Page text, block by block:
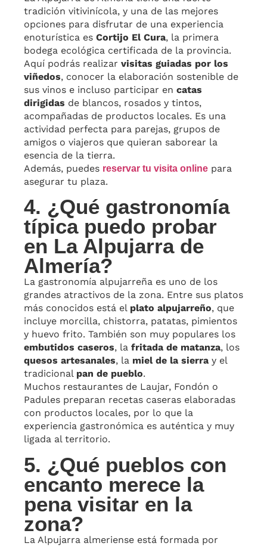
tradición vitivinícola, y una de las mejores
opciones para disfrutar de una experiencia
enoturística es Cortijo El Cura, la primera
bodega ecológica certificada de la provincia.
Aquí podrás realizar visitas guiadas por los
viñedos, conocer la elaboración sostenible de
sus vinos e incluso participar en catas
dirigidas de blancos, rosados y tintos,
acompañadas de productos locales. Es una
actividad perfecta para parejas, grupos de
amigos o viajeros que quieran saborear la
esencia de la tierra.
Además, puedes reservar tu visita online para
asegurar tu plaza.
4. ¿Qué gastronomía
típica puedo probar
en La Alpujarra de
Almería?
La gastronomía alpujarreña es uno de los
grandes atractivos de la zona. Entre sus platos
más conocidos está el plato alpujarreño, que
incluye morcilla, chistorra, patatas, pimientos
y huevo frito. También son muy populares los
embutidos caseros, la fritada de matanza, los
quesos artesanales, la miel de la sierra y el
tradicional pan de pueblo.
Muchos restaurantes de Laujar, Fondón o
Padules preparan recetas caseras elaboradas
con productos locales, por lo que la
experiencia gastronómica es auténtica y muy
ligada al territorio.
5. ¿Qué pueblos con
encanto merece la
pena visitar en la
zona?
La Alpujarra almeriense está formada por